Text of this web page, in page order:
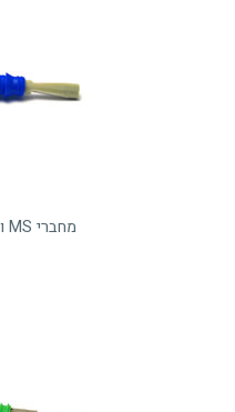
מחברי MS ו-MC למבנים